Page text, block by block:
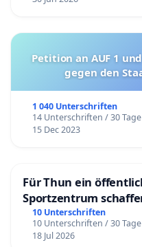
Petition an AUF 1
gegen den
1 040 Unterschriften
14 Unterschriften / 30 Tage
15 Dec 2023
Für Thun ein
Sportzentrum
10 Unterschriften
10 Unterschriften / 30 Tage
18 Jul 2026